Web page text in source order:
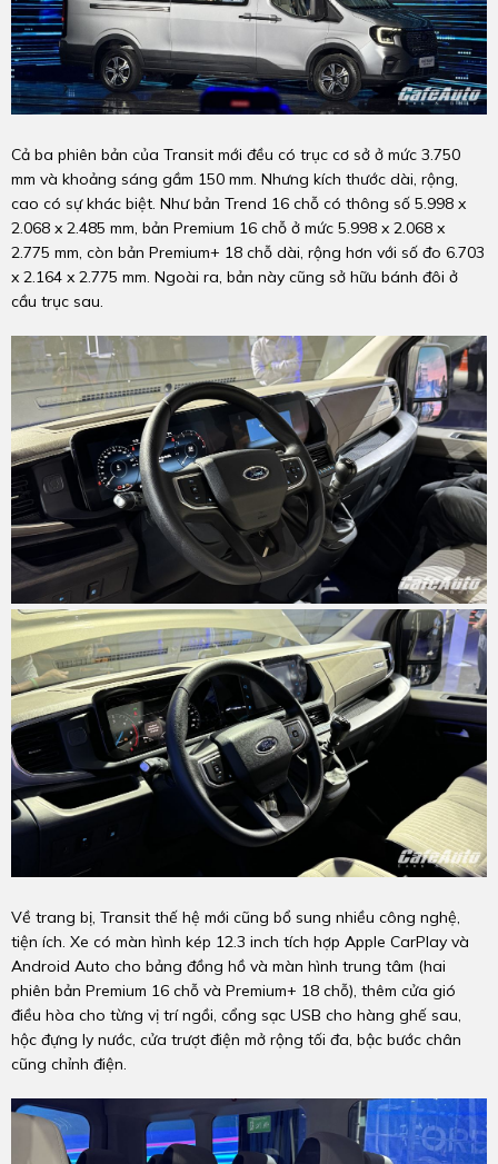
Cả ba phiên bản của Transit mới đều có trục cơ sở ở mức 3.750
mm và khoảng sáng gầm 150 mm. Nhưng kích thước dài, rộng,
cao có sự khác biệt. Như bản Trend 16 chỗ có thông số 5.998 x
2.068 x 2.485 mm, bản Premium 16 chỗ ở mức 5.998 x 2.068 x
2.775 mm, còn bản Premium+ 18 chỗ dài, rộng hơn với số đo 6.703
x 2.164 x 2.775 mm. Ngoài ra, bản này cũng sở hữu bánh đôi ở
cầu trục sau.
Về trang bị, Transit thế hệ mới cũng bổ sung nhiều công nghệ,
tiện ích. Xe có màn hình kép 12.3 inch tích hợp Apple CarPlay và
Android Auto cho bảng đồng hồ và màn hình trung tâm (hai
phiên bản Premium 16 chỗ và Premium+ 18 chỗ), thêm cửa gió
điều hòa cho từng vị trí ngồi, cổng sạc USB cho hàng ghế sau,
hộc đựng ly nước, cửa trượt điện mở rộng tối đa, bậc bước chân
cũng chỉnh điện.